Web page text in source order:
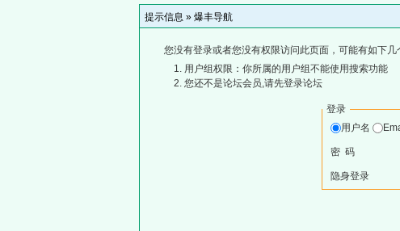
提示信息 » 爆丰导航
您没有登录或者您没有权限访问此页面，可能有如下几
用户组权限：你所属的用户组不能使用搜索功能
您还不是论坛会员,请先登录论坛
登录
用户名
密 码
隐身登录